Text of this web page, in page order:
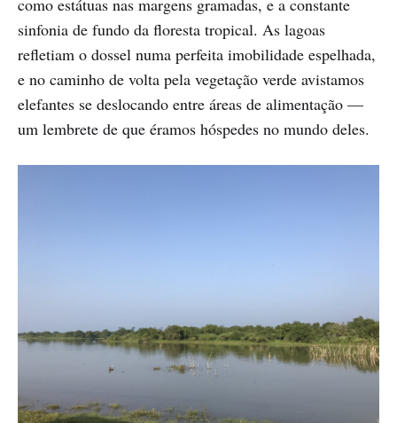
sinfonia de fundo da floresta tropical. As lagoas
refletiam o dossel numa perfeita imobilidade espelhada,
e no caminho de volta pela vegetação verde avistamos
elefantes se deslocando entre áreas de alimentação —
um lembrete de que éramos hóspedes no mundo deles.